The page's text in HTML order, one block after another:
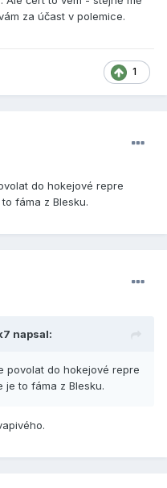
za účast v polemice.
1
do hokejové repre
fáma z Blesku.
napsal:
povolat do hokejové repre
je to fáma z Blesku.